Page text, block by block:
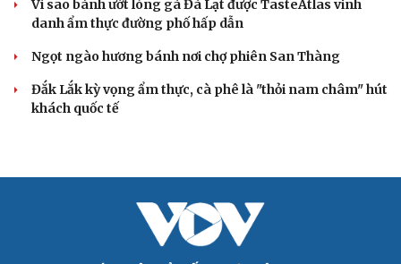
Vì sao bánh ướt lòng gà Đà Lạt được TasteAtlas vinh
danh ẩm thực đường phố hấp dẫn
Ngọt ngào hương bánh nơi chợ phiên San Thàng
Đắk Lắk kỳ vọng ẩm thực, cà phê là "thỏi nam châm" hút
khách quốc tế